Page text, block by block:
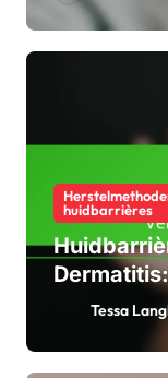
huidbarrières
Tessa